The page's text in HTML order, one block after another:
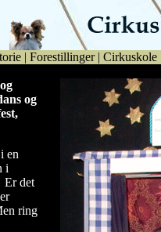
| Forestillinger | Cirkuskole
og
en
i
Er det
ring